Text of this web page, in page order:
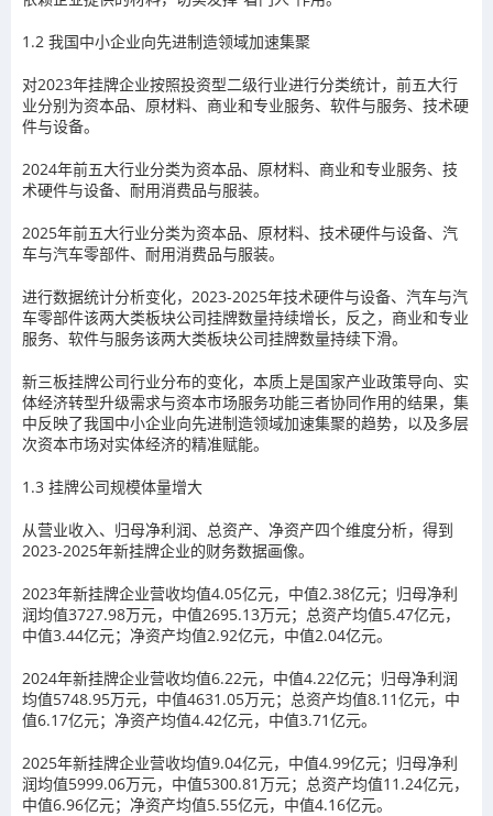
1.2 我国中小企业向先进制造领域加速集聚
对2023年挂牌企业按照投资型二级行业进行分类统计，前五大行
业分别为资本品、原材料、商业和专业服务、软件与服务、技术硬
件与设备。
2024年前五大行业分类为资本品、原材料、商业和专业服务、技
术硬件与设备、耐用消费品与服装。
2025年前五大行业分类为资本品、原材料、技术硬件与设备、汽
车与汽车零部件、耐用消费品与服装。
进行数据统计分析变化， 2023-2025年技术硬件与设备、汽车与汽
车零部件该两大类板块公司挂牌数量持续增长，反之，商业和专业
服务、软件与服务该两大类板块公司挂牌数量持续下滑。
新三板挂牌公司行业分布的变化，本质上是国家产业政策导向、实
体经济转型升级需求与资本市场服务功能三者协同作用的结果，集
中反映了我国中小企业向先进制造领域加速集聚的趋势，以及多层
次资本市场对实体经济的精准赋能。
1.3 挂牌公司规模体量增大
从营业收入、归母净利润、总资产、净资产四个维度分析，得到
2023-2025年新挂牌企业的财务数据画像。
2023年新挂牌企业营收均值4.05亿元，中值2.38亿元；归母净利
润均值3727.98万元，中值2695.13万元；总资产均值5.47亿元，
中值3.44亿元；净资产均值2.92亿元，中值2.04亿元。
2024年新挂牌企业营收均值6.22元，中值4.22亿元；归母净利润
均值5748.95万元，中值4631.05万元；总资产均值8.11亿元，中
值6.17亿元；净资产均值4.42亿元，中值3.71亿元。
2025年新挂牌企业营收均值9.04亿元，中值4.99亿元；归母净利
润均值5999.06万元，中值5300.81万元；总资产均值11.24亿元，
中值6.96亿元；净资产均值5.55亿元，中值4.16亿元。